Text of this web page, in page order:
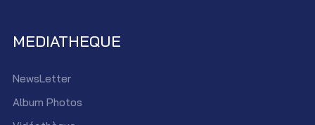
MEDIATHEQUE
NewsLetter
Album Photos